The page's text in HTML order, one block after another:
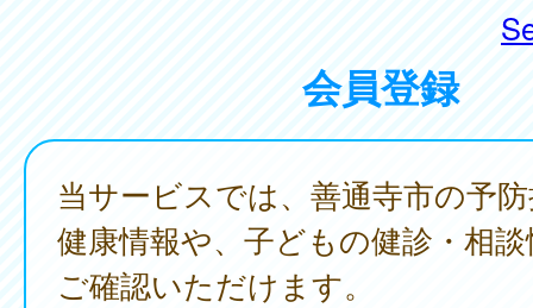
会員登録
当サービスでは、善通寺市の予
健康情報や、子どもの健診・相
ご確認いただけます。